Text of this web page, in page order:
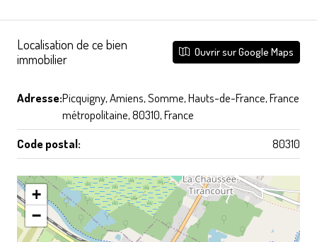
Localisation de ce bien
immobilier
Ouvrir sur Google Maps
Adresse:Picquigny, Amiens, Somme, Hauts-de-France, France
métropolitaine, 80310, France
Code postal:
80310
+
−